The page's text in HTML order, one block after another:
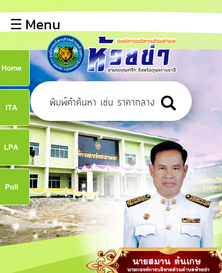
หลัก
ข้อมูล
พื้น
ฐาน
บุคลากร
ข่าว
ประชาสัมพันธ์
การ
เผย
ข้อมูล
สาธารณะ
OIT
การ
ปฏิสัมพันธ์
☰ Menu